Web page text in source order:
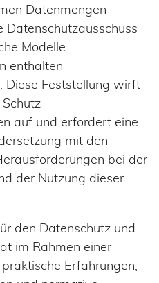
Datenmengen
Datenschutzausschuss
Modelle
enthalten –
Diese Feststellung wirft
auf und erfordert eine
mit den
bei der
der Nutzung dieser
den Datenschutz und
im Rahmen einer
Erfahrungen,